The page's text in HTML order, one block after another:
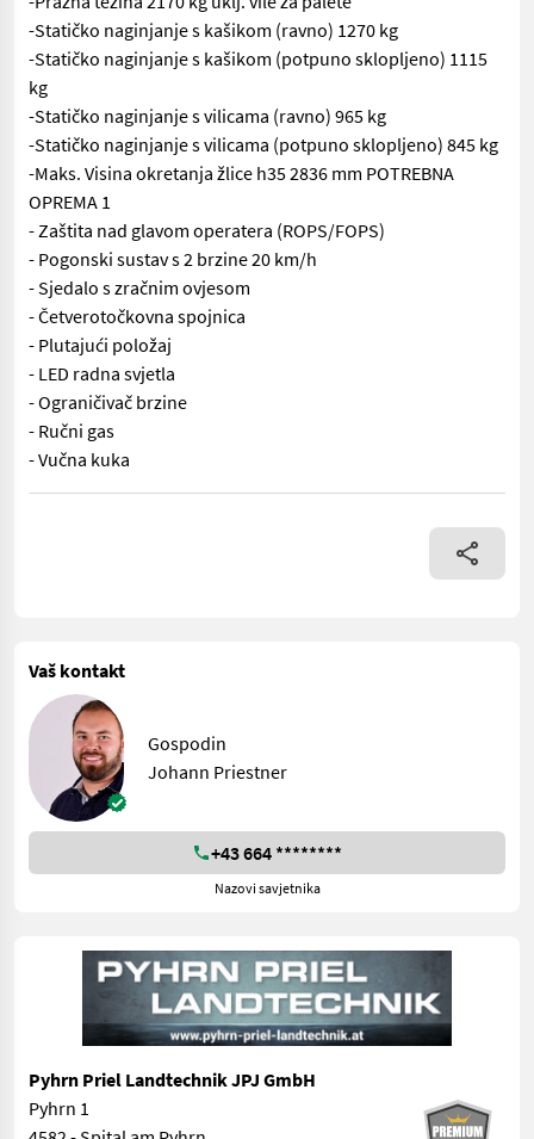
-Statičko naginjanje s kašikom (ravno) 1270 kg
-Statičko naginjanje s kašikom (potpuno sklopljeno) 1115
kg
-Statičko naginjanje s vilicama (ravno) 965 kg
-Statičko naginjanje s vilicama (potpuno sklopljeno) 845 kg
-Maks. Visina okretanja žlice h35 2836 mm POTREBNA
OPREMA 1
- Zaštita nad glavom operatera (ROPS/FOPS)
- Pogonski sustav s 2 brzine 20 km/h
- Sjedalo s zračnim ovjesom
- Četverotočkovna spojnica
- Plutajući položaj
- LED radna svjetla
- Ograničivač brzine
- Ručni gas
- Vučna kuka
Manitou MLA 3-25 H -Gume HA/VA 31x15.50-15 -Perkins 3-
Vaš kontakt
Gospodin
Johann Priestner
+43 664 ********
Nazovi savjetnika
Pyhrn Priel Landtechnik JPJ GmbH
Pyhrn 1